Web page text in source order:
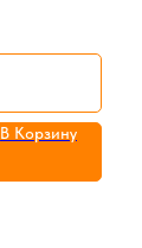
В Корзину